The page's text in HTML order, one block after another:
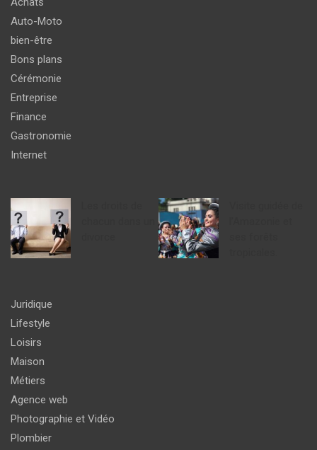
Auto-Moto
bien-être
Bons plans
Cérémonie
Entreprise
Finance
Gastronomie
Internet
Juridique
Lifestyle
Loisirs
Maison
Métiers
Agence web
Photographie et Vidéo
Plombier